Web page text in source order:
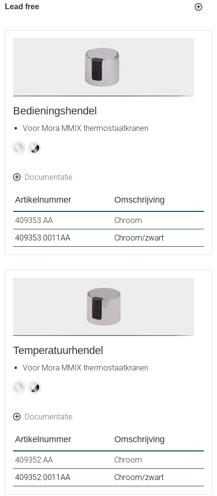
Lead free
Bedieningshendel
Voor Mora MMIX thermostaatkranen
ChroomChroom
Documentatie
Artikelnummer Omschrijving
409353.AA
Chroom
409353.0011AA
Chroom/zwart
Temperatuurhendel
Voor Mora MMIX thermostaatkranen
ChroomChroom
Documentatie
Artikelnummer Omschrijving
409352.AA
Chroom
409352.0011AA
Chroom/zwart